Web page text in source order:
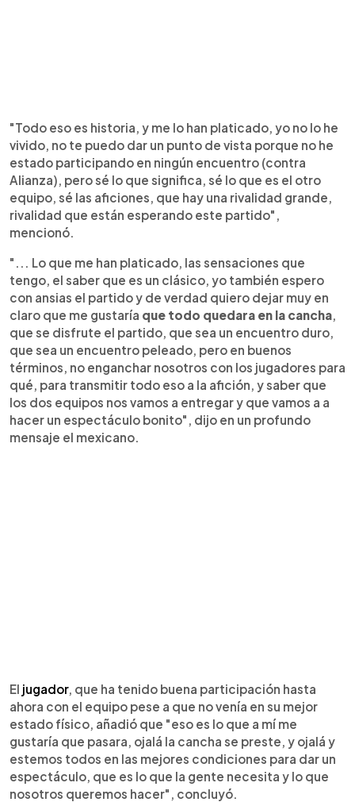
"Todo eso es historia, y me lo han platicado, yo no lo he
vivido, no te puedo dar un punto de vista porque no he
estado participando en ningún encuentro (contra
Alianza), pero sé lo que significa, sé lo que es el otro
equipo, sé las aficiones, que hay una rivalidad grande,
rivalidad que están esperando este partido",
mencionó.
"... Lo que me han platicado, las sensaciones que
tengo, el saber que es un clásico, yo también espero
con ansias el partido y de verdad quiero dejar muy en
claro que me gustaría que todo quedara en la cancha,
que se disfrute el partido, que sea un encuentro duro,
que sea un encuentro peleado, pero en buenos
términos, no enganchar nosotros con los jugadores para
qué, para transmitir todo eso a la afición, y saber que
los dos equipos nos vamos a entregar y que vamos a a
hacer un espectáculo bonito", dijo en un profundo
mensaje el mexicano.
El jugador, que ha tenido buena participación hasta
ahora con el equipo pese a que no venía en su mejor
estado físico, añadió que "eso es lo que a mí me
gustaría que pasara, ojalá la cancha se preste, y ojalá y
estemos todos en las mejores condiciones para dar un
espectáculo, que es lo que la gente necesita y lo que
nosotros queremos hacer", concluyó.